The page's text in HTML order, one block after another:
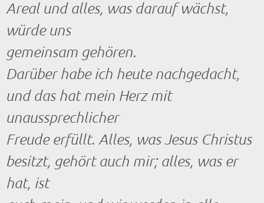
Areal und alles, was darauf wächst,
würde uns
gemeinsam gehören.
Darüber habe ich heute nachgedacht,
und das hat mein Herz mit
unaussprechlicher
Freude erfüllt. Alles, was Jesus Christus
besitzt, gehört auch mir; alles, was er
hat, ist